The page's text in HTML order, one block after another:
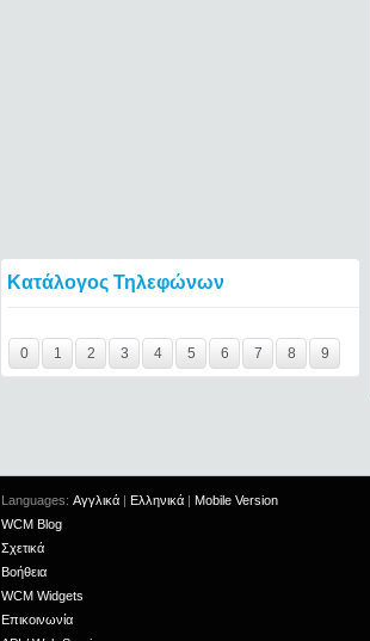
Κατάλογος Τηλεφώνων
0
1 2 3 4 5 6 7 8 9
Languages: Αγγλικά | Ελληνικά | Mobile Version
WCM Blog
Σχετικά
Βοήθεια
WCM Widgets
Επικοινωνία